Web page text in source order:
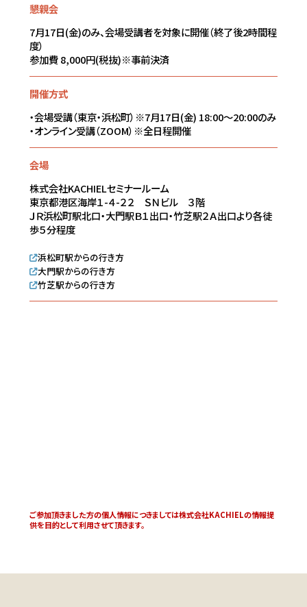
懇親会
7月17日(金)のみ、会場受講者を対象に開催（終了後2時間程
度）
参加費 8,000円(税抜)※事前決済
開催方式
・会場受講（東京・浜松町）※7月17日(金) 18:00～20:00のみ
・オンライン受講（ZOOM）※全日程開催
会場
株式会社KACHIELセミナールーム
東京都港区海岸１-４-２２ ＳＮビル ３階
ＪＲ浜松町駅北口・大門駅Ｂ１出口・竹芝駅２Ａ出口より各徒
歩５分程度
浜松町駅からの行き方
大門駅からの行き方
竹芝駅からの行き方
ご参加頂きました方の個人情報につきましては株式会社KACHIELの情報提
供を目的として利用させて頂きます。